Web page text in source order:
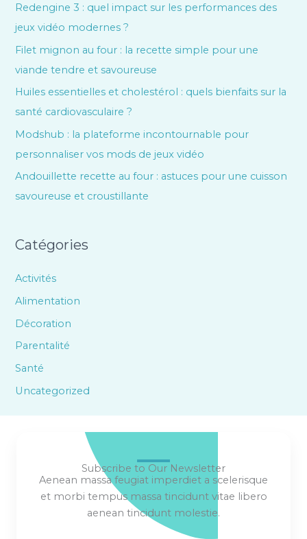
Redengine 3 : quel impact sur les performances des
jeux vidéo modernes ?
Filet mignon au four : la recette simple pour une
viande tendre et savoureuse
Huiles essentielles et cholestérol : quels bienfaits sur la
santé cardiovasculaire ?
Modshub : la plateforme incontournable pour
personnaliser vos mods de jeux vidéo
Andouillette recette au four : astuces pour une cuisson
savoureuse et croustillante
Catégories
Activités
Alimentation
Décoration
Parentalité
Santé
Uncategorized
Subscribe to Our Newsletter
Aenean massa feugiat imperdiet a scelerisque
et morbi tempus massa tincidunt vitae libero
aenean tincidunt molestie.